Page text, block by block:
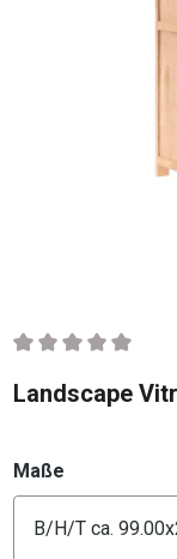
Durchschnittliche
Landscape
Maße